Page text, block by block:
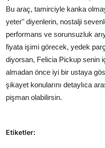
Bu araç, tamirciyle kanka
yeter" diyenlerin, nostalji
performans ve sorunsuzluk
fiyata işimi görecek, yedek
diyorsan, Felicia Pickup senin
almadan önce iyi bir ustaya
şikayet konularını detaylıca
pişman olabilirsin.
Etiketler: